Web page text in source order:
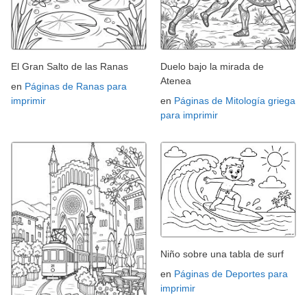
El Gran Salto de las Ranas
en Páginas de Ranas para
imprimir
Duelo bajo la mirada de
Atenea
en Páginas de Mitología griega
para imprimir
Niño sobre una tabla de surf
en Páginas de Deportes para
imprimir